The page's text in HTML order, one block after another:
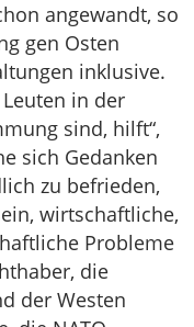
angewandt, so
gen Osten
inklusive.
in der
sind, hilft“,
sich Gedanken
zu befrieden,
wirtschaftliche,
Probleme
die
der Westen